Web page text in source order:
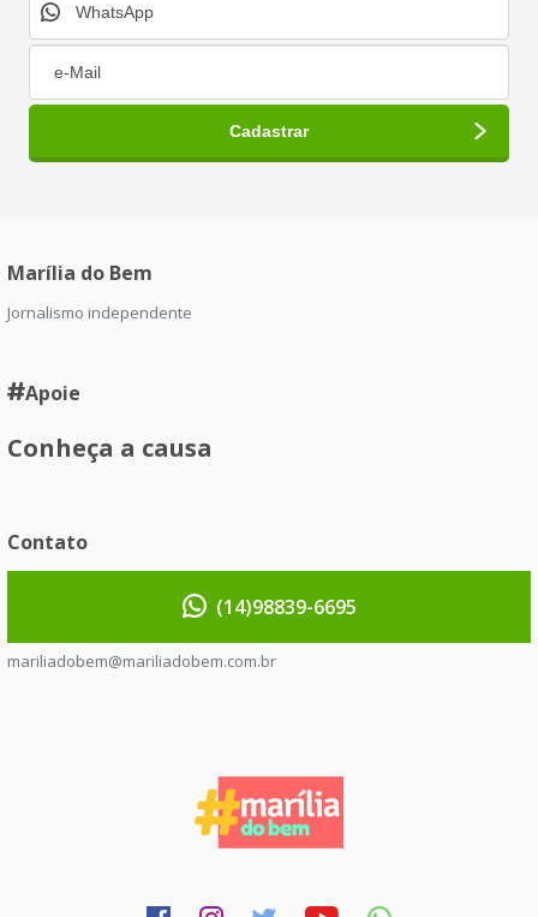
Marília do Bem
Jornalismo independente
Apoie
Conheça a causa
Contato
(14)98839-6695
mariliadobem@mariliadobem.com.br